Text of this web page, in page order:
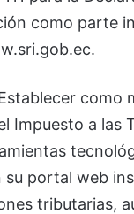
como parte
como
a las
portal web
tributarias,